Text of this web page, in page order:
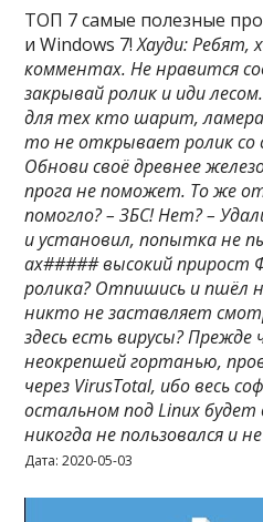
ТОП 7 самые полезные
и Windows 7!Хауди:
комментах. Не нравится
закрывай ролик и иди
для тех кто шарит,
то не открывает ролик со
Обнови своё древнее
прога не поможет. То же
помогло? – ЗБС! Нет? –
и установил, попытка не
ах##### высокий
ролика? Отпишись и пшёл
никто не заставляет
здесь есть вирусы? Прежде
неокрепшей гортанью,
через VirusTotal, ибо весь
остальном под Linux будет
никогда не пользовался и
Дата: 2020-05-03